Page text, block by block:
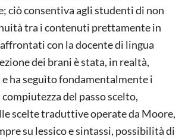
ciò consentiva agli studenti di non
tra i contenuti prettamente in
con la docente di lingua
dei brani è stata, in realtà,
ha seguìto fondamentalmente i
del passo scelto,
scelte traduttive operate da Moore,
su lessico e sintassi, possibilità di